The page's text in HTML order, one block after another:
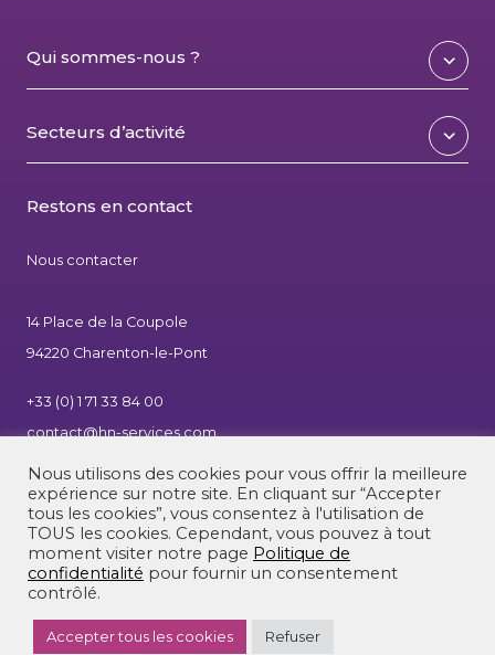
Qui sommes-nous ?
Secteurs d’activité
Restons en contact
Nous contacter
14 Place de la Coupole
94220 Charenton-le-Pont
+33 (0) 1 71 33 84 00
contact@hn-services.com
© 2026 - HN Services Mentions légales
|
Un site conçu & réalisé par l'Agence Kaiman
Nous utilisons des cookies pour vous offrir la meilleure
expérience sur notre site. En cliquant sur “Accepter
tous les cookies”, vous consentez à l'utilisation de
TOUS les cookies. Cependant, vous pouvez à tout
moment visiter notre page Politique de
confidentialité pour fournir un consentement
contrôlé.
Accepter tous les cookies Refuser